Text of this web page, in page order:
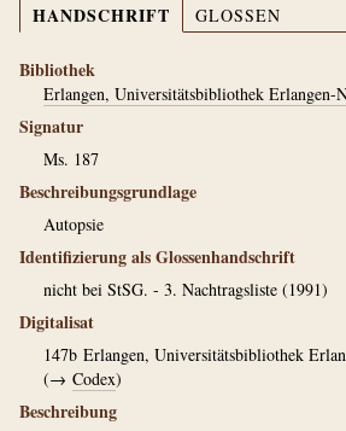
HANDSCHRIFT GLOSSEN
Bibliothek
Erlangen, Universitätsbibliothek Erlangen-
Signatur
Ms. 187
Beschreibungsgrundlage
Autopsie
Identifizierung als Glossenhandschrift
nicht bei StSG. - 3. Nachtragsliste (1991)
Digitalisat
147b Erlangen, Universitätsbibliothek
(→ Codex)
Beschreibung